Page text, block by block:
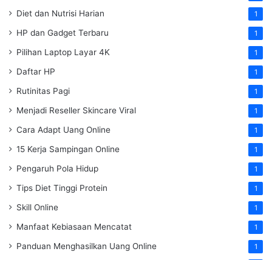
Diet dan Nutrisi Harian 1
HP dan Gadget Terbaru 1
Pilihan Laptop Layar 4K 1
Daftar HP 1
Rutinitas Pagi 1
Menjadi Reseller Skincare Viral 1
Cara Adapt Uang Online 1
15 Kerja Sampingan Online 1
Pengaruh Pola Hidup 1
Tips Diet Tinggi Protein 1
Skill Online 1
Manfaat Kebiasaan Mencatat 1
Panduan Menghasilkan Uang Online 1